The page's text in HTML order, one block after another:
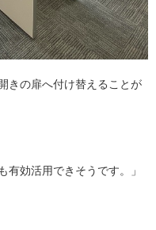
きの扉へ付け替えることが
有効活用できそうです。」